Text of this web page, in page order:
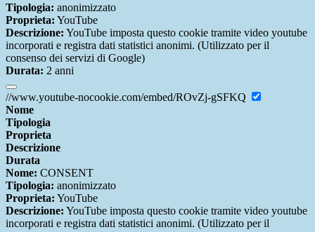
Tipologia: anonimizzato
Proprieta: YouTube
Descrizione: YouTube imposta questo cookie tramite video youtube
incorporati e registra dati statistici anonimi. (Utilizzato per il
consenso dei servizi di Google)
Durata: 2 anni
//www.youtube-nocookie.com/embed/ROvZj-gSFKQ
Nome
Tipologia
Proprieta
Descrizione
Durata
Nome: CONSENT
Tipologia: anonimizzato
Proprieta: YouTube
Descrizione: YouTube imposta questo cookie tramite video youtube
incorporati e registra dati statistici anonimi. (Utilizzato per il